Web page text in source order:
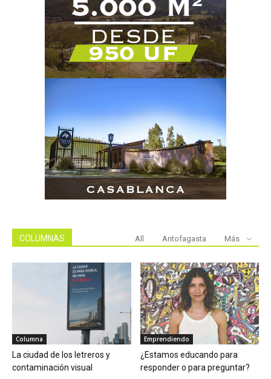
COLUMNAS All Antofagasta Más
Columna
La ciudad de los letreros y
contaminación visual
Emprendiendo
¿Estamos educando para
responder o para preguntar?